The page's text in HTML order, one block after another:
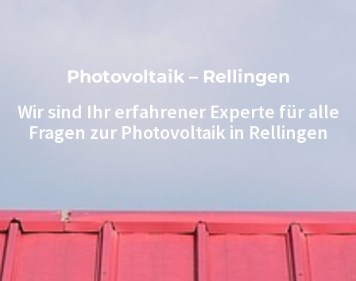
Photovoltaik – Rellingen
Wir sind Ihr erfahrener Experte für alle
Fragen zur Photovoltaik in Rellingen